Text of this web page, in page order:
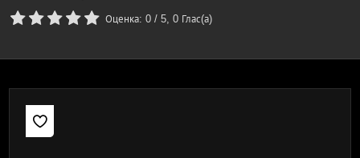
Оценка:0 /5,0 Глас(а)